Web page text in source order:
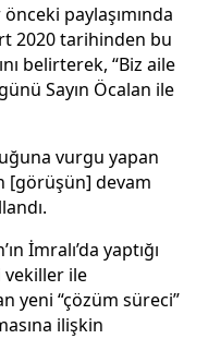
paylaşımında
2020 tarihinden bu
belirterek, “Biz aile
Sayın Öcalan ile
vurgu yapan
[görüşün] devam
İmralı’da yaptığı
vekiller ile
yeni “çözüm süreci”
ilişkin